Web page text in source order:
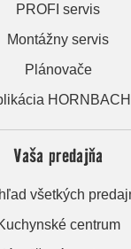
PROFI servis
Montážny servis
Plánovače
HORNBACH
Vaša predajňa
všetkých
centrum